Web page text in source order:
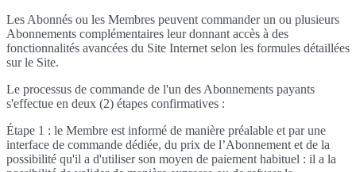
Les Abonnés ou les Membres peuvent commander un ou plusieurs
Abonnements complémentaires leur donnant accès à des
fonctionnalités avancées du Site Internet selon les formules détaillées
sur le Site.
Le processus de commande de l'un des Abonnements payants
s'effectue en deux (2) étapes confirmatives :
Étape 1 : le Membre est informé de manière préalable et par une
interface de commande dédiée, du prix de l’Abonnement et de la
possibilité qu'il a d'utiliser son moyen de paiement habituel : il a la